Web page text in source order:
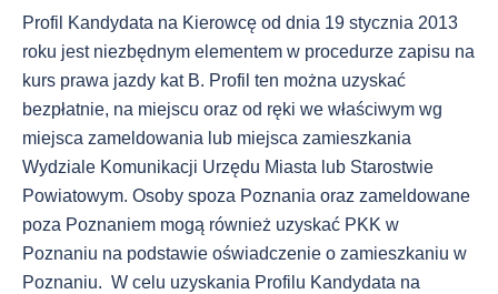
Profil Kandydata na Kierowcę od dnia 19 stycznia 2013
roku jest niezbędnym elementem w procedurze zapisu na
kurs prawa jazdy kat B. Profil ten można uzyskać
bezpłatnie, na miejscu oraz od ręki we właściwym wg
miejsca zameldowania lub miejsca zamieszkania
Wydziale Komunikacji Urzędu Miasta lub Starostwie
Powiatowym. Osoby spoza Poznania oraz zameldowane
poza Poznaniem mogą również uzyskać PKK w
Poznaniu na podstawie oświadczenie o zamieszkaniu w
Poznaniu. W celu uzyskania Profilu Kandydata na